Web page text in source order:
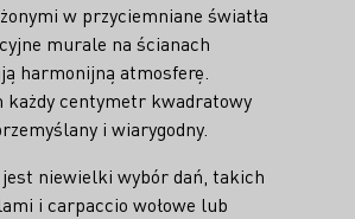
w przyciemniane światła
murale na ścianach
harmonijną atmosferę.
każdy centymetr kwadratowy
i wiarygodny.
niewielki wybór dań, takich
i carpaccio wołowe lub